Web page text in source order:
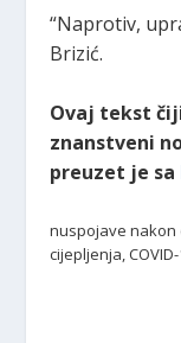
“Naprotiv,
Brizić.
Ovaj tekst
znanstveni
preuzet je sa
nuspojave nakon
cijepljenja,